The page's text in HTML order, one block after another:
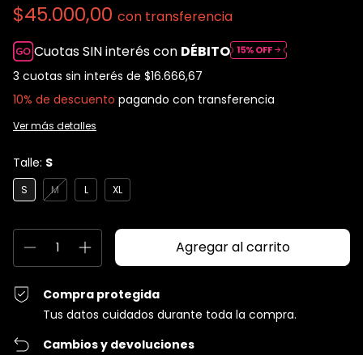
$45.000,00 con transferencia
Cuotas SIN interés con DÉBITO
3 cuotas sin interés de $16.666,67
10% de descuento pagando con transferencia
Ver más detalles
Talle: S
S M L XL
Compra protegida
Tus datos cuidados durante toda la compra.
Cambios y devoluciones